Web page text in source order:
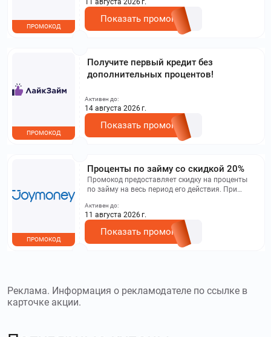
ПРОМОКОД
11 августа 2026 г.
Показать промокод
Получите первый кредит без
дополнительных процентов!
ПРОМОКОД
Активен до:
14 августа 2026 г.
Показать промокод
Проценты по займу со скидкой 20%
Промокод предоставляет скидку на проценты
по займу на весь период его действия. При
в установленные сроки, скидка будет отменена,
и по займу будут начисляться стандартные
проценты в размере 1% за каждый день
ПРОМОКОД
Активен до:
11 августа 2026 г.
Показать промокод
Реклама. Информация о рекламодателе по ссылке в
карточке акции.